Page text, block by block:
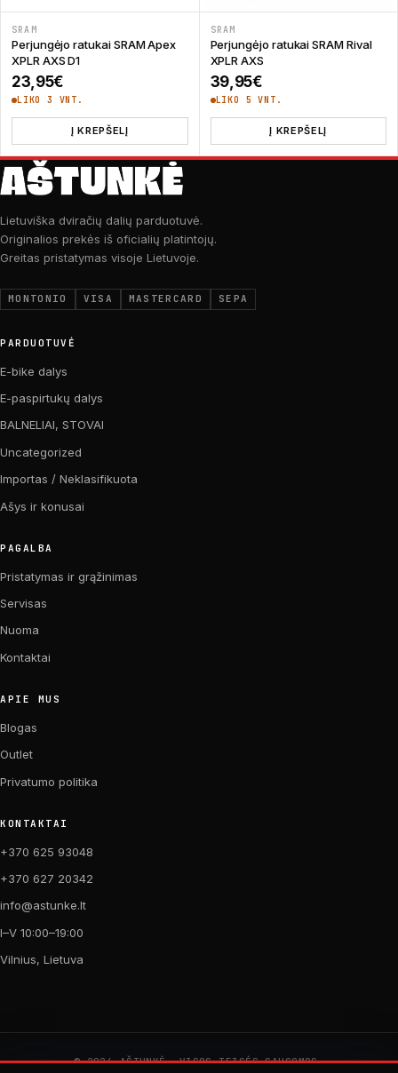
SRAM
Perjungėjo ratukai SRAM Apex
XPLR AXS D1
23,95€
LIKO 3 VNT.
Į KREPŠELĮ
SRAM
Perjungėjo ratukai SRAM Rival
XPLR AXS
39,95€
LIKO 5 VNT.
Į KREPŠELĮ
Lietuviška dviračių dalių parduotuvė.
Originalios prekės iš oficialių platintojų.
Greitas pristatymas visoje Lietuvoje.
MONTONIO VISA MASTERCARD SEPA
PARDUOTUVĖ
E-bike dalys
E-paspirtukų dalys
BALNELIAI, STOVAI
Uncategorized
Importas / Neklasifikuota
Ašys ir konusai
PAGALBA
Pristatymas ir grąžinimas
Servisas
Nuoma
Kontaktai
APIE MUS
Blogas
Outlet
Privatumo politika
KONTAKTAI
+370 625 93048
+370 627 20342
info@astunke.lt
I–V 10:00–19:00
Vilnius, Lietuva
© 2026 AŠTUNKĖ. VISOS TEISĖS SAUGOMOS.